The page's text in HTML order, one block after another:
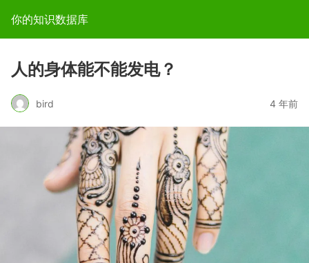
你的知识数据库
人的身体能不能发电？
bird 4 年前